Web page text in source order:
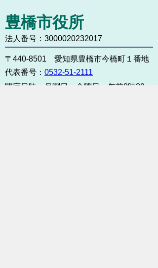
豊橋市役所
法人番号：3000020232017
〒440-8501 愛知県豊橋市今橋町１番地
代表番号： 0532-51-2111
開庁日時：
月曜日～金曜日 午前8時30